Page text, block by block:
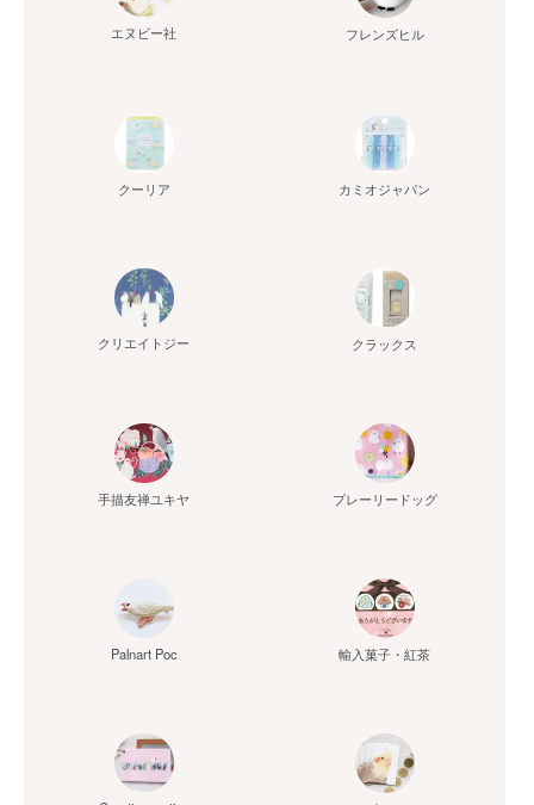
エヌビー社 フレンズヒル
クーリア カミオジャパン
クリエイトジー クラックス
手描友禅ユキヤ プレーリードッグ
Palnart Poc 輸入菓子・紅茶